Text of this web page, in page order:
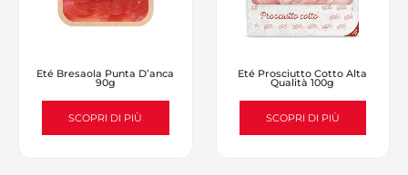
Eté Bresaola Punta D’anca
90g
SCOPRI DI PIÙ
Eté Prosciutto Cotto Alta
Qualità 100g
SCOPRI DI PIÙ